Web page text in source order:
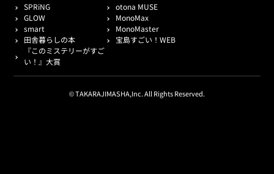
SPRiNG
otona MUSE
GLOW
MonoMax
smart
MonoMaster
田舎暮らしの本
宝島すごい！WEB
『このミステリーがすご
い！』大賞
© TAKARAJIMASHA,Inc. All Rights Reserved.